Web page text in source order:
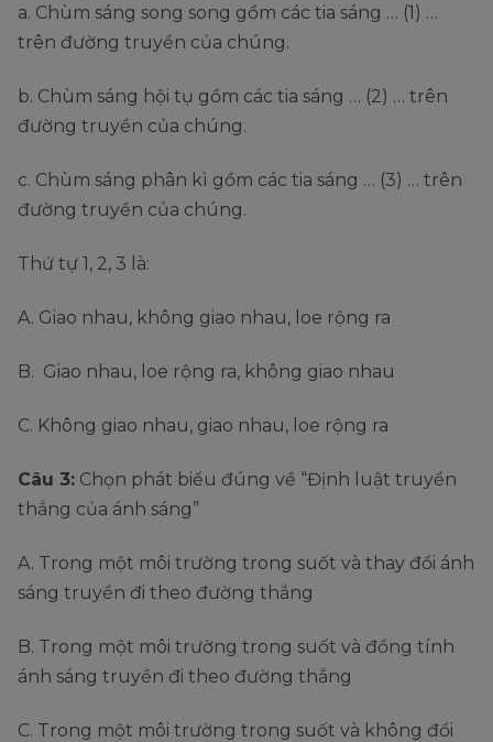
a. Chùm sáng song song gồm các tia sáng … (1) …
trên đường truyền của chúng.
b. Chùm sáng hội tụ gồm các tia sáng … (2) … trên
đường truyền của chúng.
c. Chùm sáng phân kì gồm các tia sáng … (3) … trên
đường truyền của chúng.
Thứ tự 1, 2, 3 là:
A. Giao nhau, không giao nhau, loe rộng ra
B. Giao nhau, loe rộng ra, không giao nhau
C. Không giao nhau, giao nhau, loe rộng ra
Câu 3: Chọn phát biểu đúng về “Định luật truyền
thẳng của ánh sáng”
A. Trong một môi trường trong suốt và thay đổi ánh
sáng truyền đi theo đường thẳng
B. Trong một môi trường trong suốt và đồng tính
ánh sáng truyền đi theo đường thẳng
C. Trong một môi trường trong suốt và không đổi